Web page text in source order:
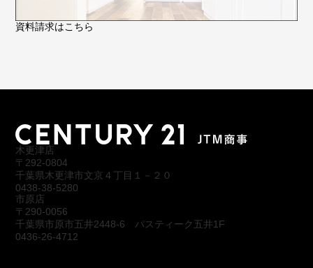
資料請求はこちら
木更津店
〒292-0804
千葉県木更津市文京４丁目１－２０
0438-38-5280
市原店
〒290-0056
千葉県市原市五井2448-6 パスティーク五井1F
0436-26-4712